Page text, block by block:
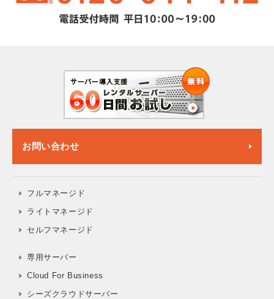
お問い合わせ
フルマネージド
ライトマネージド
セルフマネージド
専用サーバー
Cloud For Business
シーズクラウドサーバー